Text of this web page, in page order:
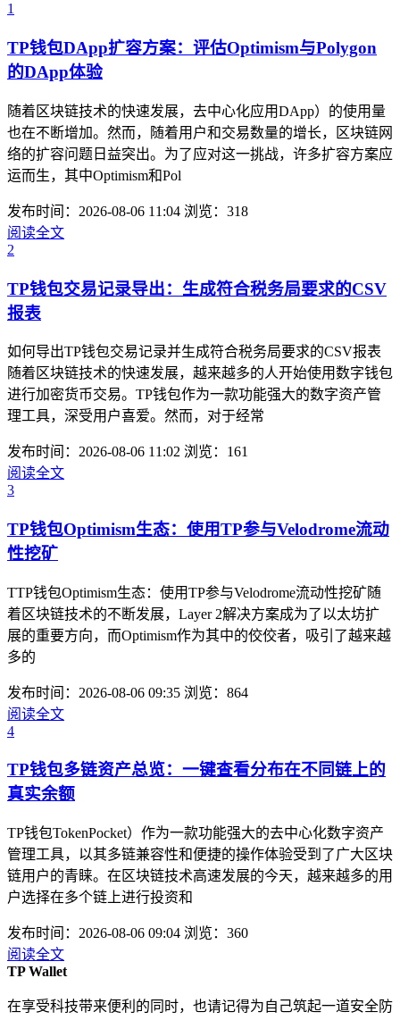
1
TP钱包DApp扩容方案：评估Optimism与Polygon
的DApp体验
随着区块链技术的快速发展，去中心化应用DApp）的使用量
也在不断增加。然而，随着用户和交易数量的增长，区块链网
络的扩容问题日益突出。为了应对这一挑战，许多扩容方案应
运而生，其中Optimism和Pol
发布时间：2026-08-06 11:04 浏览：318
阅读全文
2
TP钱包交易记录导出：生成符合税务局要求的CSV
报表
如何导出TP钱包交易记录并生成符合税务局要求的CSV报表
随着区块链技术的快速发展，越来越多的人开始使用数字钱包
进行加密货币交易。TP钱包作为一款功能强大的数字资产管
理工具，深受用户喜爱。然而，对于经常
发布时间：2026-08-06 11:02 浏览：161
阅读全文
3
TP钱包Optimism生态：使用TP参与Velodrome流动
性挖矿
TTP钱包Optimism生态：使用TP参与Velodrome流动性挖矿随
着区块链技术的不断发展，Layer 2解决方案成为了以太坊扩
展的重要方向，而Optimism作为其中的佼佼者，吸引了越来越
多的
发布时间：2026-08-06 09:35 浏览：864
阅读全文
4
TP钱包多链资产总览：一键查看分布在不同链上的
真实余额
TP钱包TokenPocket）作为一款功能强大的去中心化数字资产
管理工具，以其多链兼容性和便捷的操作体验受到了广大区块
链用户的青睐。在区块链技术高速发展的今天，越来越多的用
户选择在多个链上进行投资和
发布时间：2026-08-06 09:04 浏览：360
阅读全文
TP Wallet
在享受科技带来便利的同时，也请记得为自己筑起一道安全防